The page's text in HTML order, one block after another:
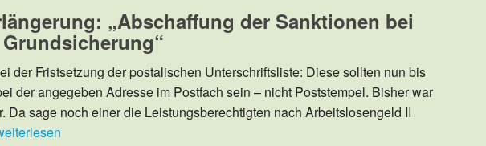
„Abschaffung der Sanktionen bei
der Fristsetzung der postalischen Unterschriftsliste: Diese sollten nun bis
der angegeben Adresse im Postfach sein – nicht Poststempel. Bisher war
Da sage noch einer die Leistungsberechtigten nach Arbeitslosengeld II